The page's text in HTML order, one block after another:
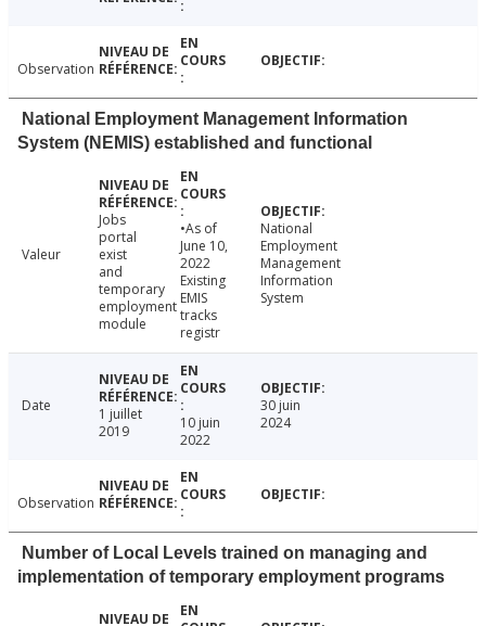
Observation
National Employment Management Information
System (NEMIS) established and functional
Valeur
Jobs
portal
exist
and
temporary
employment
module
•As of
June 10,
2022
Existing
EMIS
tracks
registr
National
Employment
Management
Information
System
Date
1 juillet
2019
10 juin
2022
30 juin
2024
Observation
Number of Local Levels trained on managing and
implementation of temporary employment programs